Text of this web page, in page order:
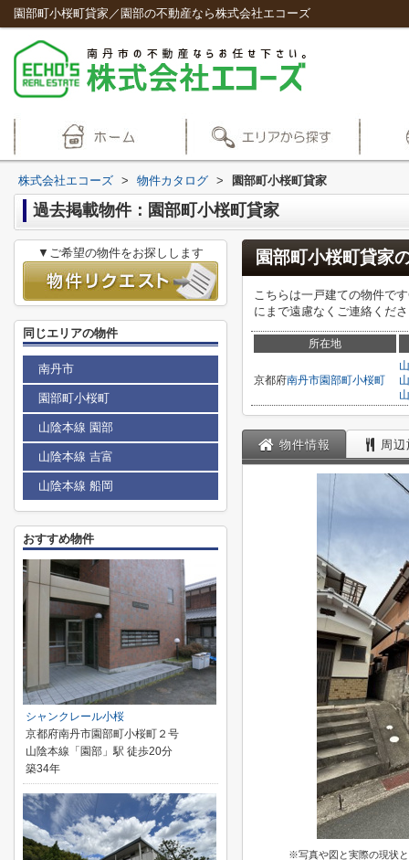
園部町小桜町貸家／園部の不動産なら株式会社エコーズ
株式会社エコーズ > 物件カタログ > 園部町小桜町貸家
過去掲載物件：園部町小桜町貸家
園部町小桜町貸家
こちらは一戸建ての物件で
にまで遠慮なくご連絡くだ
所在地
京都府南丹市園部町小桜町
物件情報 周
※写真や図と実際の現状
▼ご希望の物件をお探しします
同じエリアの物件
南丹市
園部町小桜町
山陰本線 園部
山陰本線 吉富
山陰本線 船岡
おすすめ物件
シャンクレール小桜
京都府南丹市園部町小桜町２号
山陰本線「園部」駅 徒歩20分
築34年